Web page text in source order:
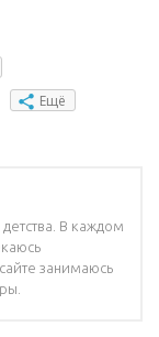
Ещё
В каждом
занимаюсь